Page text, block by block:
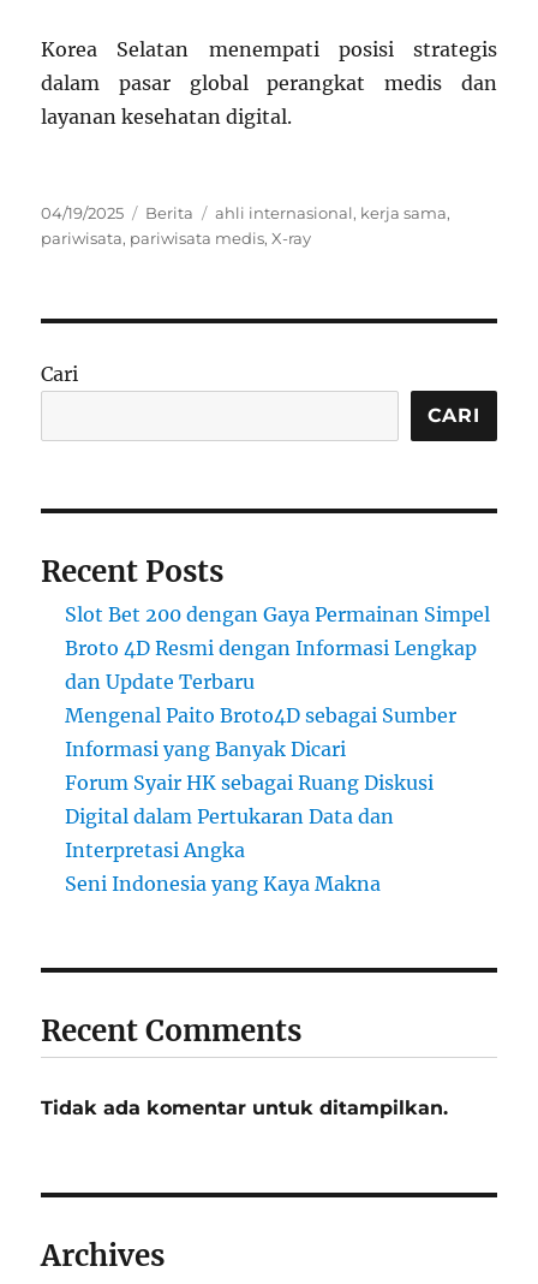
Korea Selatan menempati posisi strategis
dalam pasar global perangkat medis dan
layanan kesehatan digital.
Posted
on
04/19/2025 Categories
Berita Tags
ahli internasional, kerja sama,
pariwisata, pariwisata medis,X-ray
Cari
CARI
Recent Posts
Slot Bet 200 dengan Gaya Permainan Simpel
Broto 4D Resmi dengan Informasi Lengkap
dan Update Terbaru
Mengenal Paito Broto4D sebagai Sumber
Informasi yang Banyak Dicari
Forum Syair HK sebagai Ruang Diskusi
Digital dalam Pertukaran Data dan
Interpretasi Angka
Seni Indonesia yang Kaya Makna
Recent Comments
Tidak ada komentar untuk ditampilkan.
Archives